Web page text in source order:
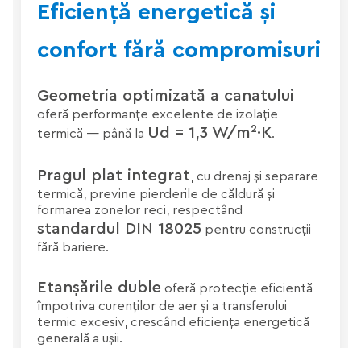
Eficiență energetică și
confort fără compromisuri
Geometria optimizată a canatului
oferă performanțe excelente de izolație
termică — până la Ud = 1,3 W/m²·K.
Pragul plat integrat , cu drenaj și separare
termică, previne pierderile de căldură și
formarea zonelor reci, respectând
standardul DIN 18025 pentru construcții
fără bariere.
Etanșările duble oferă protecție eficientă
împotriva curenților de aer și a transferului
termic excesiv, crescând eficiența energetică
generală a ușii.